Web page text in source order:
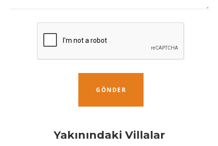
GÖNDER
Yakınındaki Villalar